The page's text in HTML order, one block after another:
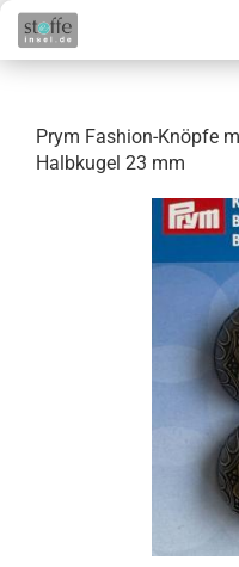
Prym Fashion-Knöpfe
Halbkugel 23 mm